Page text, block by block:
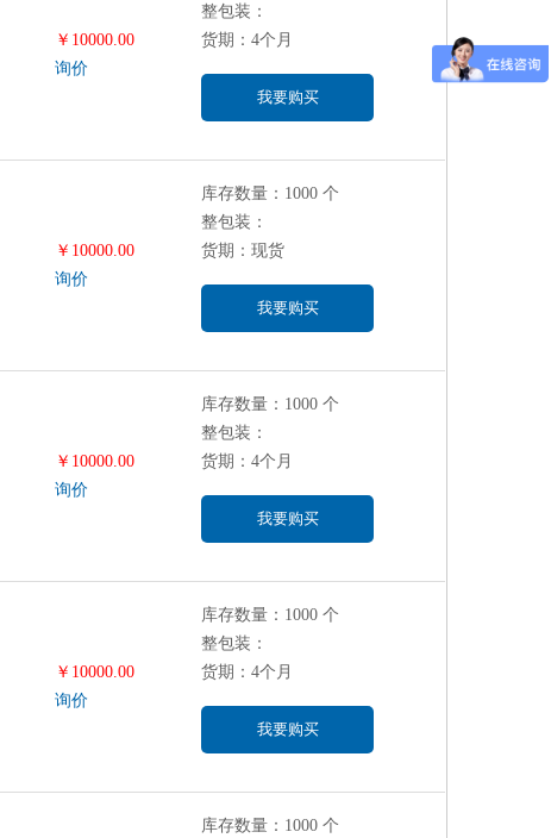
￥10000.00
询价
整包装：
货期：4个月
我要购买
￥10000.00
询价
库存数量：1000 个
整包装：
货期：现货
我要购买
￥10000.00
询价
库存数量：1000 个
整包装：
货期：4个月
我要购买
￥10000.00
询价
库存数量：1000 个
整包装：
货期：4个月
我要购买
库存数量：1000 个